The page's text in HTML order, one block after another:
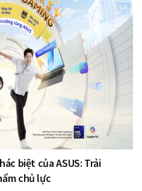
biệt của ASUS: Trải
chủ lực